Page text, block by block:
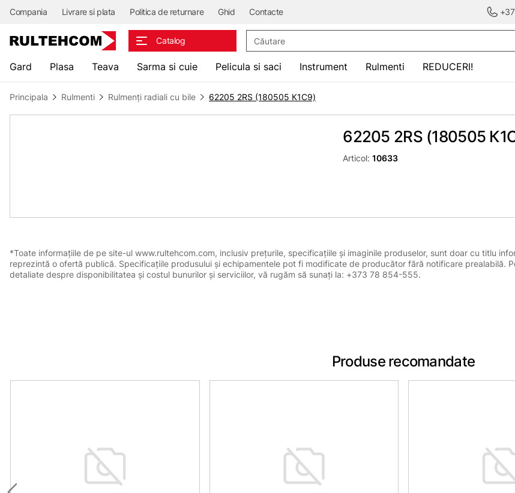
Compania Livrare si plata Politica de returnare Ghid Contacte
Catalog
Gard Plasa Teava Sarma si cuie Pelicula si saci Instrument Rulmenti REDUCERI!
Principala Rulmenti Rulmenți radiali cu bile 62205 2RS (180505 К1С9)
62205 2RS (180505
Articol:10633
*Toate informațiile de pe site-ul www.rultehcom.com, inclusiv prețurile, specificațiile și imaginile produselor, sunt doar cu titlu
reprezintă o ofertă publică. Specificațiile produsului și echipamentele pot fi modificate de producător fără notificare prealabilă.
detaliate despre disponibilitatea și costul bunurilor și serviciilor, vă rugăm să sunați la: +373 78 854-555.
Produse recomandate